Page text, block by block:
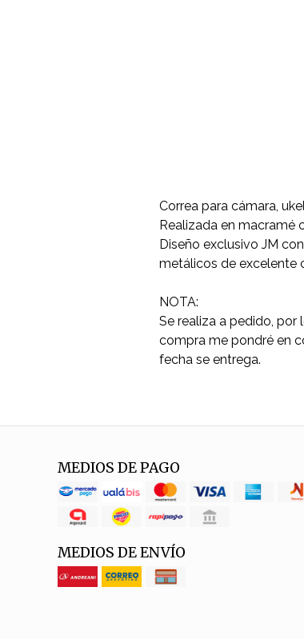
Correa para cámara,
Realizada en macramé
Diseño exclusivo JM
metálicos de excelente
NOTA:
Se realiza a pedido,
compra me pondré en
fecha se entrega.
MEDIOS DE PAGO
MEDIOS DE ENVÍO